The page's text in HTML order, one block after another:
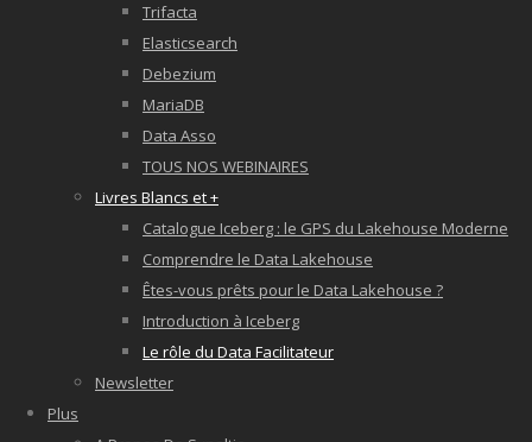
Trifacta
Elasticsearch
Debezium
MariaDB
Data Asso
TOUS NOS WEBINAIRES
Livres Blancs et +
Catalogue Iceberg : le GPS du Lakehouse Moderne
Comprendre le Data Lakehouse
Êtes-vous prêts pour le Data Lakehouse ?
Introduction à Iceberg
Le rôle du Data Facilitateur
Newsletter
Plus